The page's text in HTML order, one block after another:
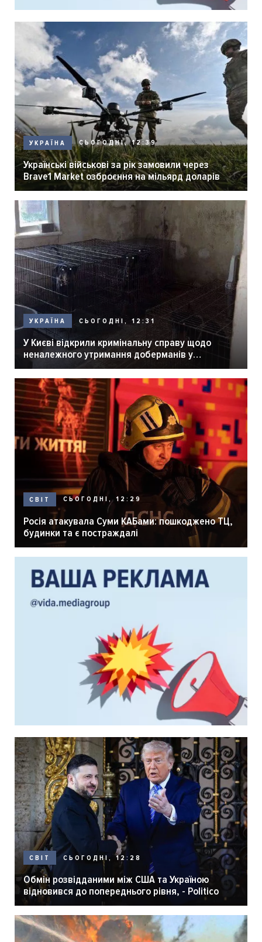
УКРАЇНА СЬОГОДНІ, 12:39
Українські військові за рік замовили через
Brave1 Market озброєння на мільярд доларів
УКРАЇНА СЬОГОДНІ, 12:31
У Києві відкрили кримінальну справу щодо
неналежного утримання доберманів у
розпліднику
СВІТ СЬОГОДНІ, 12:29
Росія атакувала Суми КАБами: пошкоджено ТЦ,
будинки та є постраждалі
СВІТ СЬОГОДНІ, 12:28
Обмін розвідданими між США та Україною
відновився до попереднього рівня, - Politico